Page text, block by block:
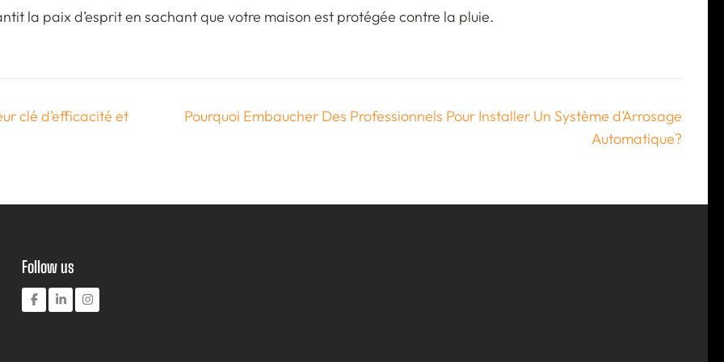
la paix d’esprit en sachant que votre maison est protégée contre la pluie.
clé d’efficacité et
Pourquoi Embaucher Des Professionnels Pour Installer Un Système d’Arrosage
Automatique?
Follow us